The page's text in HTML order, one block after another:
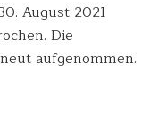
August 2021
Die
aufgenommen.